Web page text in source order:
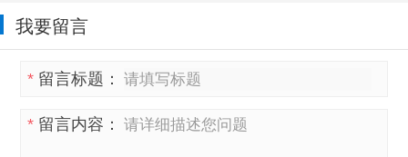
我要留言
* 留言标题：
* 留言内容：